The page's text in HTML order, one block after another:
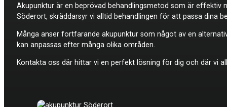
Akupunktur är en beprövad behandlingsmetod som är
Söderort, skräddarsyr vi alltid behandlingen för att passa dina
Många anser fortfarande akupunktur som något av en
kan anpassas efter många olika områden.
Kontakta oss där hittar vi en perfekt lösning för dig och där vi